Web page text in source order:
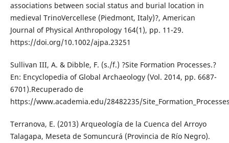
associations between social status and burial location in
medieval TrinoVercellese (Piedmont, Italy)?, American
Journal of Physical Anthropology 164(1), pp. 11-29.
https://doi.org/10.1002/ajpa.23251
Sullivan III, A. & Dibble, F. (s./f.) ?Site Formation Processes.?
En: Encyclopedia of Global Archaeology (Vol. 2014, pp. 6687-
6701).Recuperado de
https://www.academia.edu/28482235/
Terranova, E. (2013) Arqueología de la Cuenca del Arroyo
Talagapa, Meseta de Somuncurá (Provincia de Río Negro).